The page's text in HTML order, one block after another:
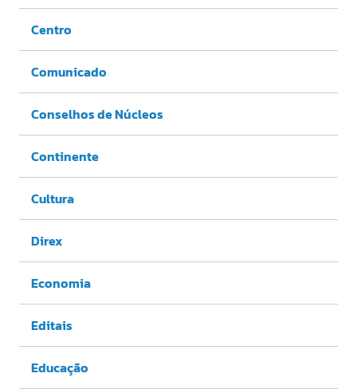
Centro
Comunicado
Conselhos de Núcleos
Continente
Cultura
Direx
Economia
Editais
Educação